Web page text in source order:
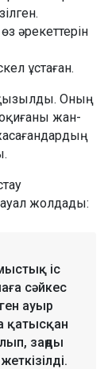
әрекеттерін
ұстаған.
Оның
жан-
жолдады:
іс
сәйкес
ауыр
қатысқан
заңды